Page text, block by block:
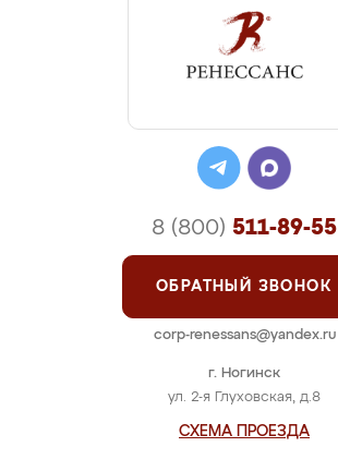
г. Ногинск
ул. 2-я Глуховская, д.8
СХЕМА ПРОЕЗДА
8 (800) 511-89-55
ОБРАТНЫЙ ЗВОНОК
corp-renessans@yandex.ru